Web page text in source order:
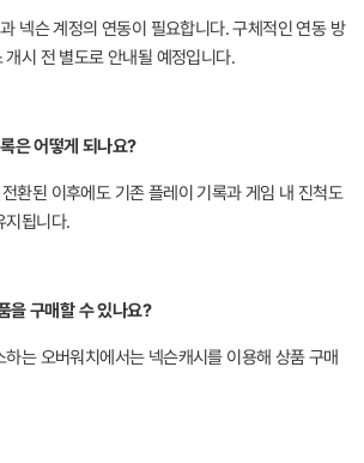
넥슨 계정의 연동이 필요합니다. 구체적인 연동 방
개시 전 별도로 안내될 예정입니다.
은 어떻게 되나요?
환된 이후에도 기존 플레이 기록과 게임 내 진척도
지됩니다.
을 구매할 수 있나요?
하는 오버워치에서는 넥슨캐시를 이용해 상품 구매